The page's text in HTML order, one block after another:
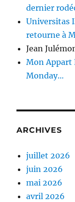
dernier
Universitas
retourne à
Jean
Mon Appart
Monday…
ARCHIVES
juillet 2026
juin 2026
mai 2026
avril 2026